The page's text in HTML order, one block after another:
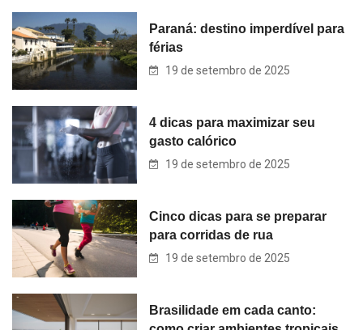
Paraná: destino imperdível para
férias
19 de setembro de 2025
4 dicas para maximizar seu
gasto calórico
19 de setembro de 2025
Cinco dicas para se preparar
para corridas de rua
19 de setembro de 2025
Brasilidade em cada canto: